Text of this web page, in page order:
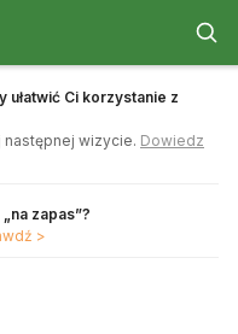
Ci korzystanie z
wizycie. Dowiedz
zapas”?
>